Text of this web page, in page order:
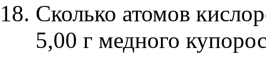
Сколько атомов
5,00 г медного